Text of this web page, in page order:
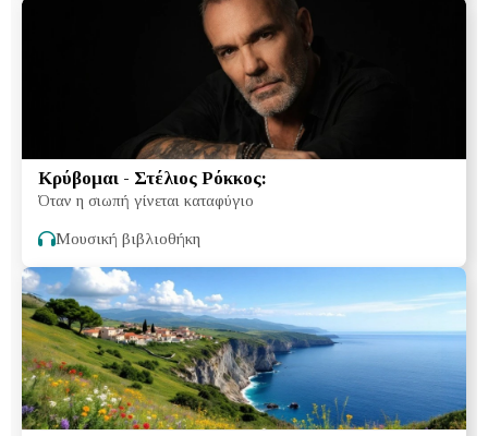
Κρύβομαι - Στέλιος Ρόκκος:
Όταν η σιωπή γίνεται καταφύγιο
Μουσική βιβλιοθήκη